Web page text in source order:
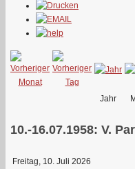
Jahr
10.-16.07.1958: V.
Freitag, 10. Juli 2026